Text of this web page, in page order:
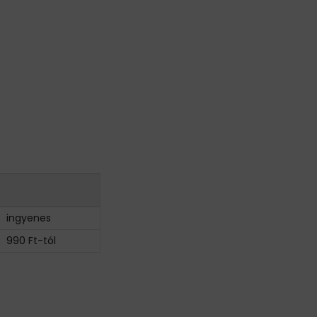
ingyenes
990 Ft-tól